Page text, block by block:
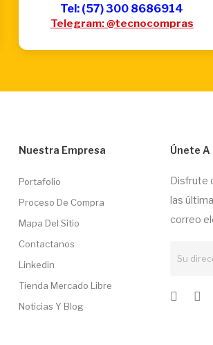
Tel: (57) 300 8686914
Telegram: @tecnocompras
Nuestra Empresa
Portafolio
Proceso De Compra
Mapa Del Sitio
Contactanos
Linkedin
Tienda Mercado Libre
Noticias Y Blog
Únete
Disfrute
las
correo